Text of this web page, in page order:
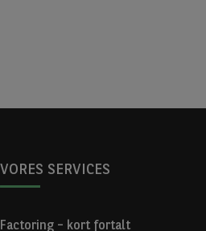
VORES SERVICES
Factoring – kort fortalt